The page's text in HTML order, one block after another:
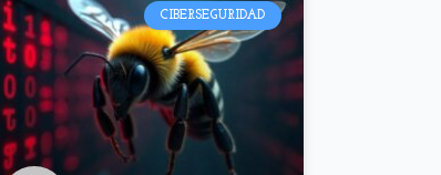
CIBERSEGURIDAD